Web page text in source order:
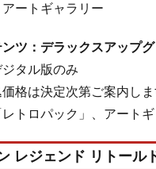
ートギャラリー
ンツ：デラックスアップ
タル版のみ
格は決定次第ご案内しま
トロパック」、アート
レジェンド リトール